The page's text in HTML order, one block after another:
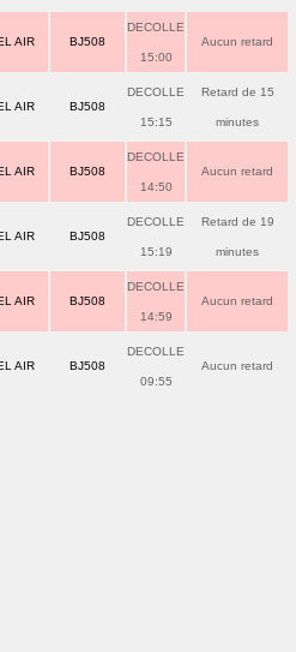
AIR BJ508
DECOLLE
15:00
Aucun retard
AIR BJ508
DECOLLE
15:15
Retard de 15
minutes
AIR BJ508
DECOLLE
14:50
Aucun retard
AIR BJ508
DECOLLE
15:19
Retard de 19
minutes
AIR BJ508
DECOLLE
14:59
Aucun retard
AIR BJ508
DECOLLE
09:55
Aucun retard